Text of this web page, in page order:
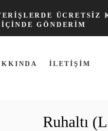
ÜCRETSİZ
GÖNDERİM
İLETİŞİM
Ruhaltı